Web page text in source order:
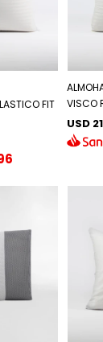
FIT
VISCO
USD